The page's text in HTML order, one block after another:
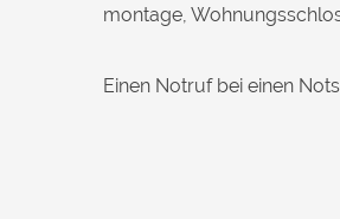
N Nadine H. aus
Wir standen mit den Kindern
montage,
Einen Notruf bei einen